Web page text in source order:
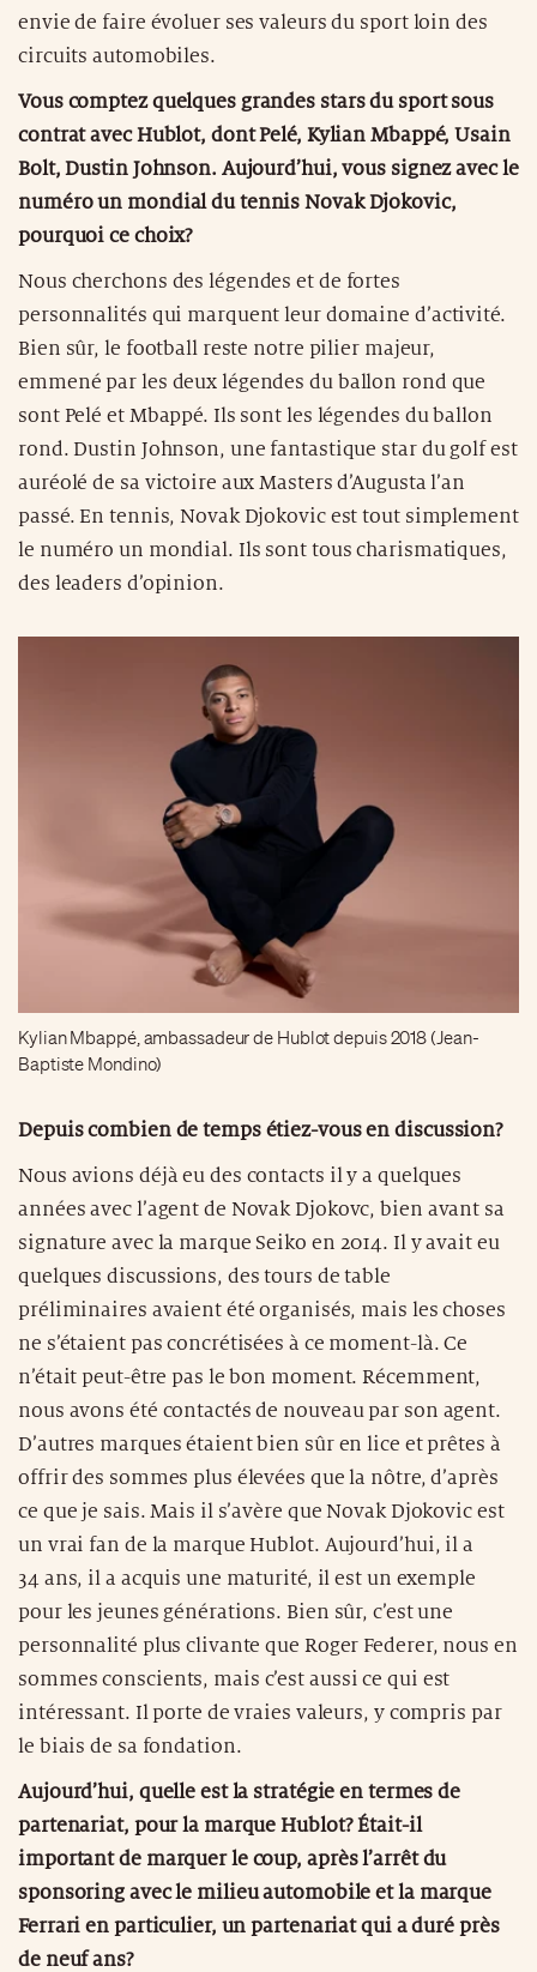
envie de faire évoluer ses valeurs du sport loin des
circuits automobiles.
Vous comptez quelques grandes stars du sport sous
contrat avec Hublot, dont Pelé, Kylian Mbappé, Usain
Bolt, Dustin Johnson. Aujourd’hui, vous signez avec le
numéro un mondial du tennis Novak Djokovic,
pourquoi ce choix?
Nous cherchons des légendes et de fortes
personnalités qui marquent leur domaine d’activité.
Bien sûr, le football reste notre pilier majeur,
emmené par les deux légendes du ballon rond que
sont Pelé et Mbappé. Ils sont les légendes du ballon
rond. Dustin Johnson, une fantastique star du golf est
auréolé de sa victoire aux Masters d’Augusta l’an
passé. En tennis, Novak Djokovic est tout simplement
le numéro un mondial. Ils sont tous charismatiques,
des leaders d’opinion.
Kylian Mbappé, ambassadeur de Hublot depuis 2018 (Jean-
Baptiste Mondino)
Depuis combien de temps étiez-vous en discussion?
Nous avions déjà eu des contacts il y a quelques
années avec l’agent de Novak Djokovc, bien avant sa
signature avec la marque Seiko en 2014. Il y avait eu
quelques discussions, des tours de table
préliminaires avaient été organisés, mais les choses
ne s’étaient pas concrétisées à ce moment-là. Ce
n’était peut-être pas le bon moment. Récemment,
nous avons été contactés de nouveau par son agent.
D’autres marques étaient bien sûr en lice et prêtes à
offrir des sommes plus élevées que la nôtre, d’après
ce que je sais. Mais il s’avère que Novak Djokovic est
un vrai fan de la marque Hublot. Aujourd’hui, il a
34 ans, il a acquis une maturité, il est un exemple
pour les jeunes générations. Bien sûr, c’est une
personnalité plus clivante que Roger Federer, nous en
sommes conscients, mais c’est aussi ce qui est
intéressant. Il porte de vraies valeurs, y compris par
le biais de sa fondation.
Aujourd’hui, quelle est la stratégie en termes de
partenariat, pour la marque Hublot? Était-il
important de marquer le coup, après l’arrêt du
sponsoring avec le milieu automobile et la marque
Ferrari en particulier, un partenariat qui a duré près
de neuf ans?